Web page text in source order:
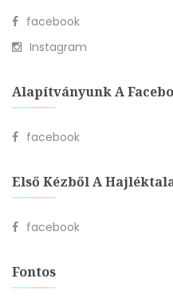
facebook
Instagram
Alapítványunk A
facebook
Első Kézből A
facebook
Fontos